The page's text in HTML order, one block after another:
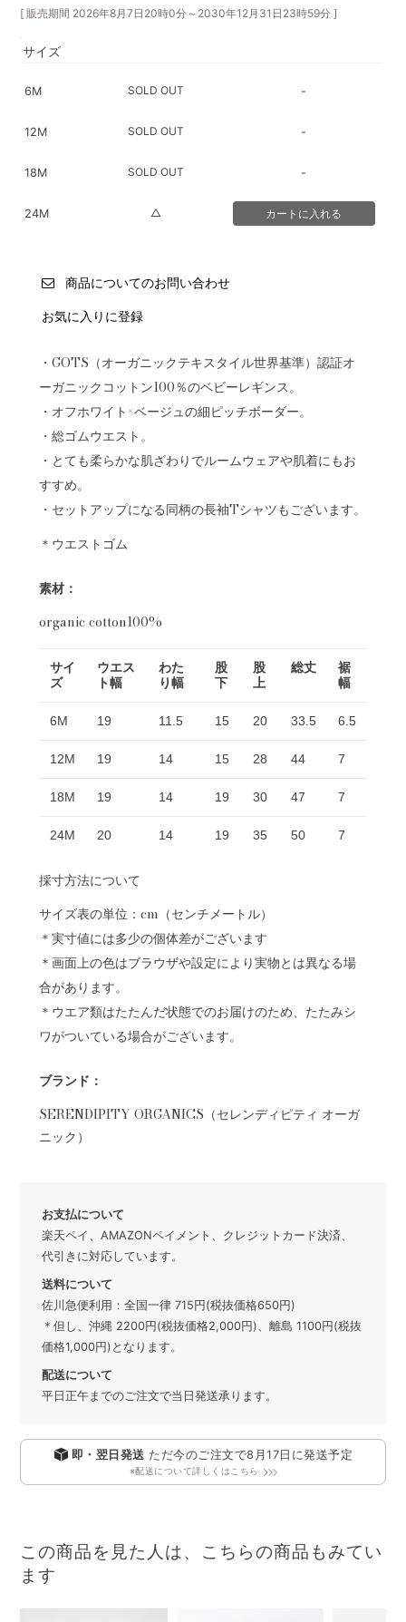
[ 販売期間 2026年8月7日20時0分～ 2030年12月31日23時59分 ]
サイズ
6M SOLD OUT -
12M SOLD OUT -
18M SOLD OUT -
24M △
商品についてのお問い合わせ
お気に入りに登録
・GOTS（オーガニックテキスタイル世界基準）認証オ
ーガニックコットン100％のベビーレギンス。
・オフホワイト×ベージュの細ピッチボーダー。
・総ゴムウエスト。
・とても柔らかな肌ざわりでルームウェアや肌着にもお
すすめ。
・セットアップになる同柄の長袖Tシャツもございます。
＊ウエストゴム
素材：
organic cotton100%
サイ
ズ
ウエス
ト幅
わた
り幅
股
下
股
上
総丈
裾
幅
6M 19 11.5 15 20 33.5 6.5
12M 19 14 15 28 44 7
18M 19 14 19 30 47 7
24M 20 14 19 35 50 7
採寸方法について
サイズ表の単位：cm（センチメートル）
＊実寸値には多少の個体差がございます
＊画面上の色はブラウザや設定により実物とは異なる場
合があります。
＊ウエア類はたたんだ状態でのお届けのため、たたみシ
ワがついている場合がございます。
ブランド：
SERENDIPITY ORGANICS（セレンディピティ オーガ
ニック）
お支払について
楽天ペイ、AMAZONペイメント、クレジットカード決済、
代引きに対応しています。
送料について
佐川急便利用：全国一律 715円(税抜価格650円)
＊但し、沖縄 2200円(税抜価格2,000円)、離島 1100円(税抜
価格1,000円)となります。
配送について
平日正午までのご注文で当日発送承ります。
即・翌日発送 ただ今のご注文で8月17日 に発送予定
※配送について詳しくはこちら
この商品を見た人は、こちらの商品もみてい
ます